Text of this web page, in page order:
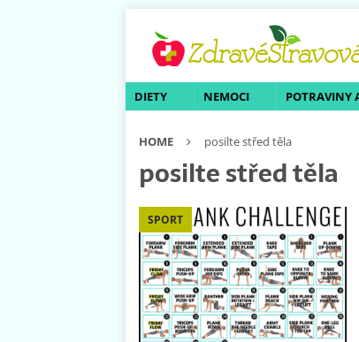
DIETY NEMOCI POTRAVINY
HOME posilte střed těla
posilte střed těla
SPORT